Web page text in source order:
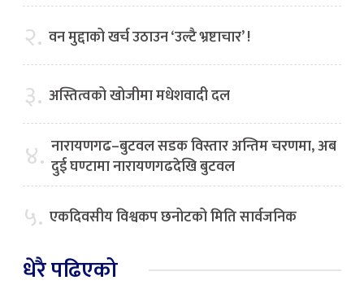
२. वन मुद्दाको खर्च उठाउन ‘उल्टै भ्रष्टाचार’ !
३. अस्तित्वको खोजीमा मधेशवादी दल
४. नारायणगढ–बुटवल सडक विस्तार अन्तिम चरणमा, अब
दुई घण्टामा नारायणगढदेखि बुटवल
५. एकदिवसीय विश्वकप छनोटको मिति सार्वजनिक
धेरै पढिएको